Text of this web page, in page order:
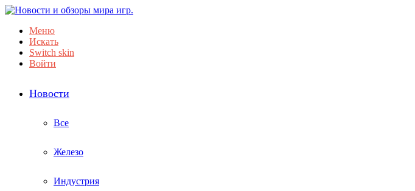
Меню
Искать
Switch skin
Войти
Новости
Все
Железо
Индустрия